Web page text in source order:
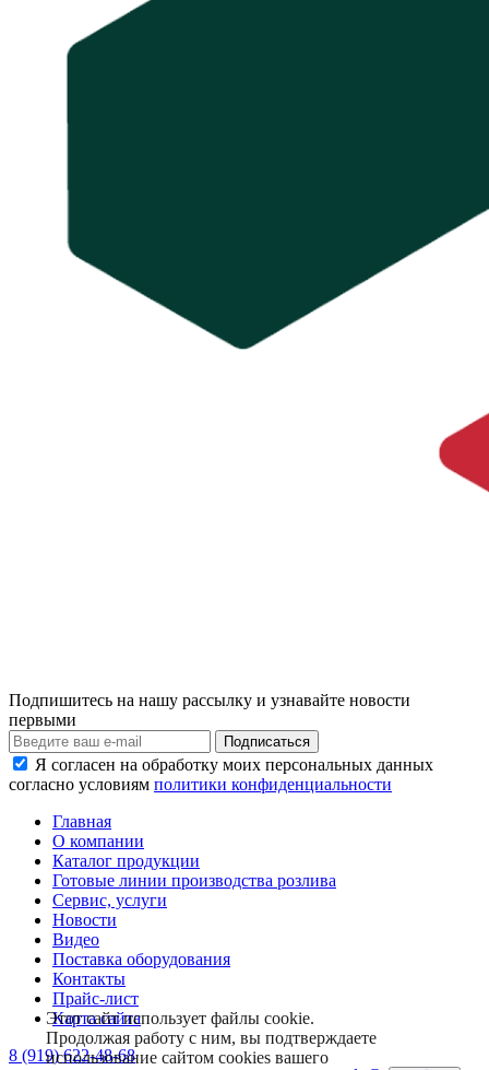
Подпишитесь на нашу рассылку и узнавайте новости
первыми
Я согласен на обработку моих персональных данных
согласно условиям политики конфиденциальности
Главная
О компании
Каталог продукции
Готовые линии производства розлива
Сервис, услуги
Новости
Видео
Поставка оборудования
Контакты
Прайс-лист
Карта сайта
8 (919) 622-48-68
Этот сайт использует файлы cookie.
Продолжая работу с ним, вы подтверждаете
использование сайтом cookies вашего